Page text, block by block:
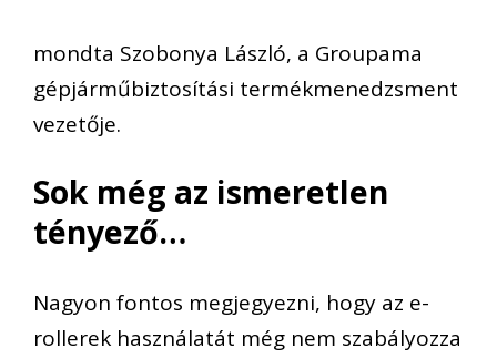
mondta Szobonya László, a Groupama
gépjárműbiztosítási termékmenedzsment
vezetője.
Sok még az ismeretlen
tényező…
Nagyon fontos megjegyezni, hogy az e-
rollerek használatát még nem szabályozza